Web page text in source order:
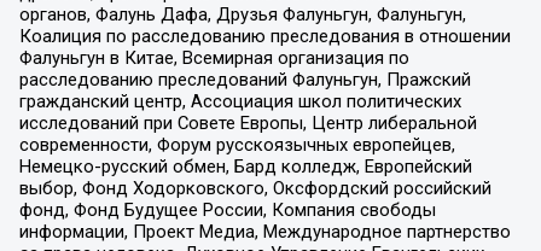
органов, Фалунь Дафа, Друзья Фалуньгун, Фалуньгун,
Коалиция по расследованию преследования в отношении
Фалуньгун в Китае, Всемирная организация по
расследованию преследований Фалуньгун, Пражский
гражданский центр, Ассоциация школ политических
исследований при Совете Европы, Центр либеральной
современности, Форум русскоязычных европейцев,
Немецко-русский обмен, Бард колледж, Европейский
выбор, Фонд Ходорковского, Оксфордский российский
фонд, Фонд Будущее России, Компания свободы
информации, Проект Медиа, Международное партнерство